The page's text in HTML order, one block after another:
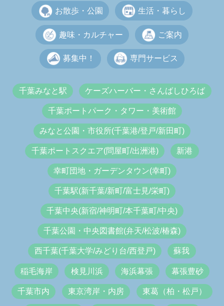
お散歩・公園 生活・暮らし
趣味・カルチャー ご案内
募集中！ 専門サービス
千葉みなと駅 ケーズハーバー・さんばしひろば
千葉ポートパーク・タワー・美術館
みなと公園・市役所(千葉港/登戸/新田町)
千葉ポートスクエア(問屋町/出洲港) 新港
幸町団地・ガーデンタウン(幸町)
千葉駅(新千葉/新町/富士見/栄町)
千葉中央(新宿/神明町/本千葉町/中央)
千葉公園・中央図書館(弁天/松波/椿森)
西千葉(千葉大学/みどり台/西登戸) 蘇我
稲毛海岸 検見川浜 海浜幕張 幕張豊砂
千葉市内 東京湾岸・内房 東葛（柏・松戸）